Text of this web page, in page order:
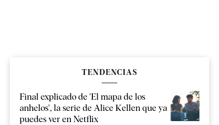
TENDENCIAS
Final explicado de 'El mapa de los
anhelos', la serie de Alice Kellen que ya
puedes ver en Netflix